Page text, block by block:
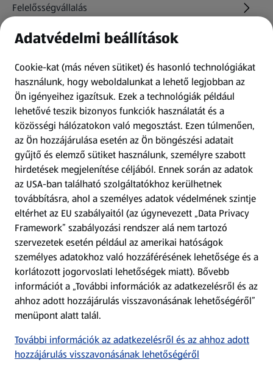
Felelősségvállalás
Információk
Kérdőív
Fizetési lehetőségek
ALDI utalványok
Árcsökkentés
Adattörlő alkalmazás
Szervizpont
(új oldalon nyílik meg)
Fedezz fel minket az interneten!
Töltsd le az ALDI Magyarország applikációt!
Adatvédelmi beállítások
Cookie-kat (más néven sütiket) és hasonló technológiákat
használunk, hogy weboldalunkat a lehető legjobban az
Ön igényeihez igazítsuk. Ezek a technológiák például
lehetővé teszik bizonyos funkciók használatát és a
közösségi hálózatokon való megosztást. Ezen túlmenően,
az Ön hozzájárulása esetén az Ön böngészési adatait
gyűjtő és elemző sütiket használunk, személyre szabott
hirdetések megjelenítése céljából. Ennek során az adatok
az USA-ban található szolgáltatókhoz kerülhetnek
továbbításra, ahol a személyes adatok védelmének szintje
eltérhet az EU szabályaitól (az úgynevezett „Data Privacy
Framework” szabályozási rendszer alá nem tartozó
szervezetek esetén például az amerikai hatóságok
személyes adatokhoz való hozzáférésének lehetősége és a
korlátozott jogorvoslati lehetőségek miatt). Bővebb
információt a „További információk az adatkezelésről és az
ahhoz adott hozzájárulás visszavonásának lehetőségéről”
menüpont alatt talál.
További információk az adatkezelésről és az ahhoz adott
hozzájárulás visszavonásának lehetőségéről